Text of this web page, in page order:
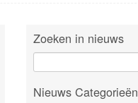
Zoeken in nieuws
Nieuws Categorieën